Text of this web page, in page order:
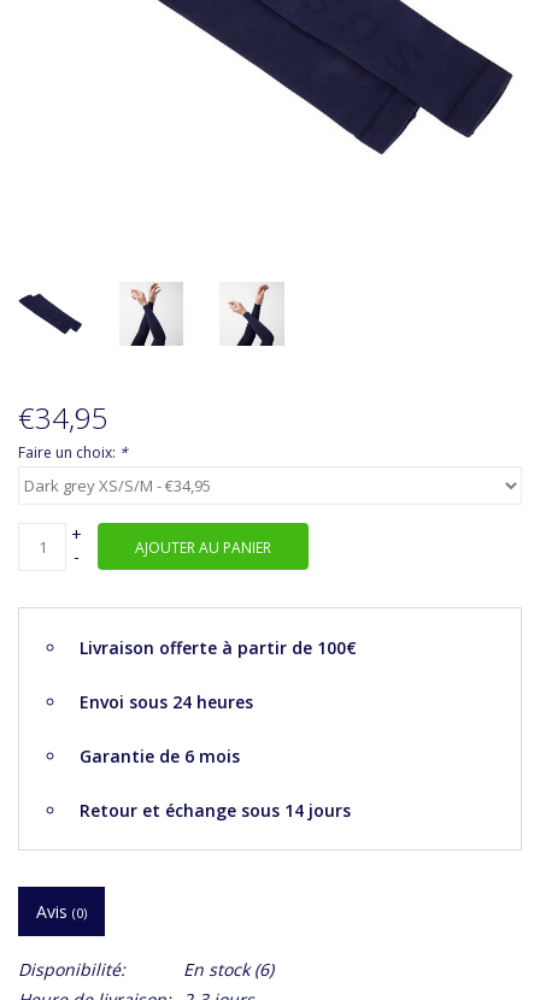
€34,95
Faire un choix: *
+
-
AJOUTER AU PANIER
Livraison offerte à partir de 100€
Envoi sous 24 heures
Garantie de 6 mois
Retour et échange sous 14 jours
Avis (0)
Disponibilité: En stock(6)